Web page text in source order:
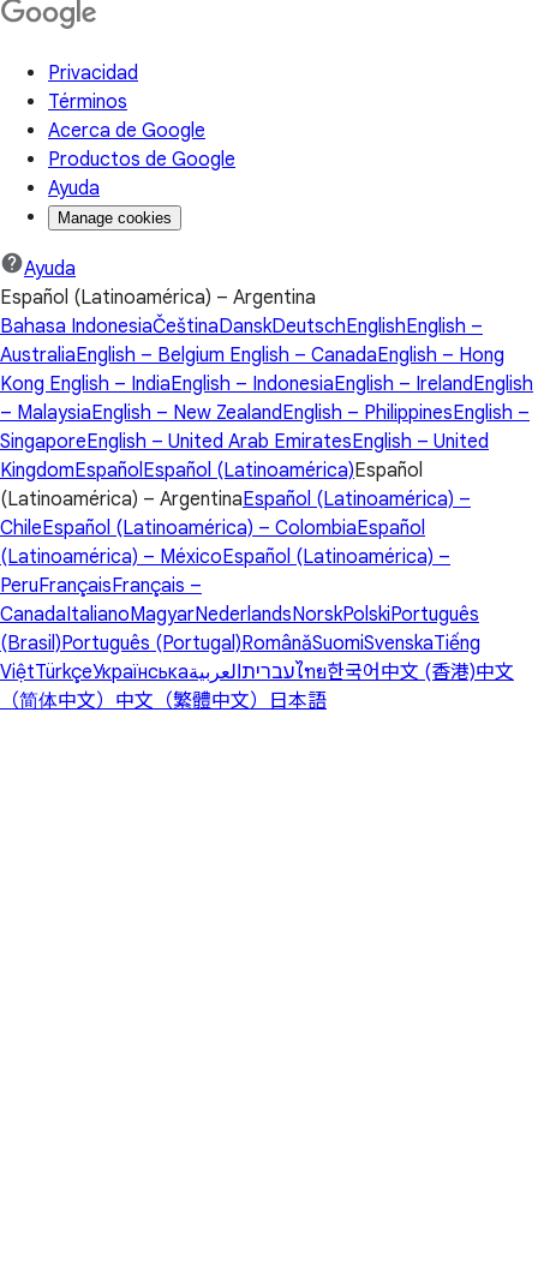
Privacidad
Términos
Acerca de Google
Productos de Google
Ayuda
Manage cookies
Ayuda
Español (Latinoamérica) – Argentina
Bahasa IndonesiaČeštinaDanskDeutschEnglishEnglish –
AustraliaEnglish – Belgium English – CanadaEnglish – Hong
Kong English – IndiaEnglish – IndonesiaEnglish – IrelandEnglish
– MalaysiaEnglish – New ZealandEnglish – PhilippinesEnglish –
SingaporeEnglish – United Arab EmiratesEnglish – United
KingdomEspañolEspañol (Latinoamérica)Español
(Latinoamérica) – ArgentinaEspañol (Latinoamérica) –
ChileEspañol (Latinoamérica) – ColombiaEspañol
(Latinoamérica) – MéxicoEspañol (Latinoamérica) –
PeruFrançaisFrançais –
CanadaItalianoMagyarNederlandsNorskPolskiPortuguês
(Brasil)Português (Portugal)RomânăSuomiSvenskaTiếng
ViệtTürkçeУкраїнська עבריתالعربية ไทย한국어 中文 (香港)中文
（简体中文） 中文（繁體中文） 日本語